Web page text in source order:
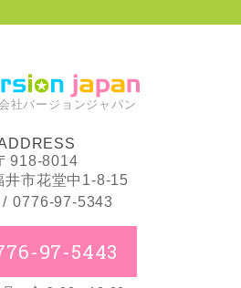
社バージョンジャパン
918-8014
井市花堂中1-8-15
0776-97-5343
97-5443